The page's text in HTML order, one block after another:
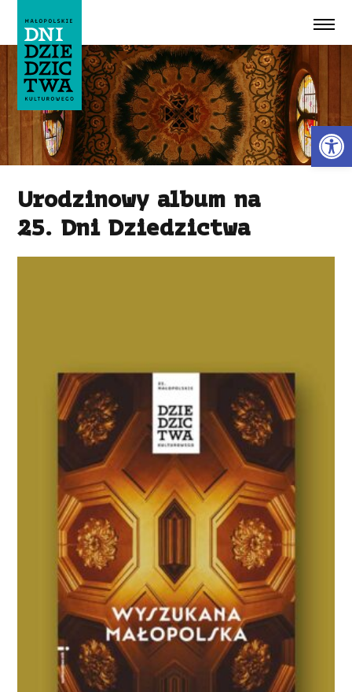
Przeskocz do treści
Urodzinowy album na
25. Dni Dziedzictwa